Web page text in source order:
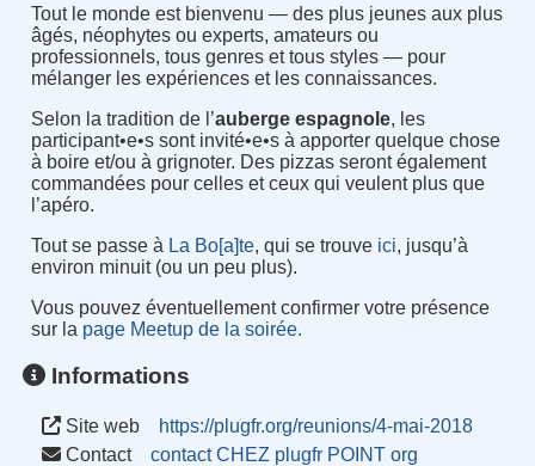
Tout le monde est bienvenu — des plus jeunes aux plus
âgés, néophytes ou experts, amateurs ou
professionnels, tous genres et tous styles — pour
mélanger les expériences et les connaissances.
Selon la tradition de l’auberge espagnole, les
participant•e•s sont invité•e•s à apporter quelque chose
à boire et/ou à grignoter. Des pizzas seront également
commandées pour celles et ceux qui veulent plus que
l’apéro.
Tout se passe à La Bo[a]te, qui se trouve ici, jusqu’à
environ minuit (ou un peu plus).
Vous pouvez éventuellement confirmer votre présence
sur la page Meetup de la soirée.
Informations
Site web
https://plugfr.org/reunions/4-mai-2018
Contact
contact CHEZ plugfr POINT org